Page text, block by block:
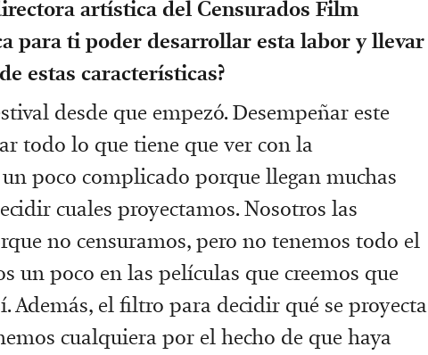
artística del Censurados Film
para ti poder desarrollar esta labor y llevar
estas características?
desde que empezó. Desempeñar este
todo lo que tiene que ver con la
poco complicado porque llegan muchas
cuales proyectamos. Nosotros las
no censuramos, pero no tenemos todo el
un poco en las películas que creemos que
Además, el filtro para decidir qué se proyecta
cualquiera por el hecho de que haya